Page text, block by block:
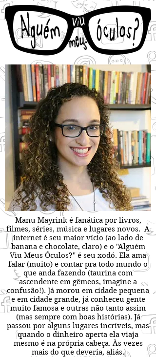
Manu Mayrink é fanática por livros,
filmes, séries, música e lugares novos. A
internet é seu maior vício (ao lado de
banana e chocolate, claro) e o "Alguém
Viu Meus Óculos?" é seu xodó. Ela ama
falar (muito) e contar pra todo mundo o
que anda fazendo (taurina com
ascendente em gêmeos, imagine a
confusão!). Já morou em cidade pequena
e em cidade grande, já conheceu gente
muito famosa e outras não tanto assim
(mas sempre com boas histórias). Já
passou por alguns lugares incríveis, mas
quando o dinheiro aperta ela viaja
mesmo é na própria cabeça. Às vezes
mais do que deveria, aliás.